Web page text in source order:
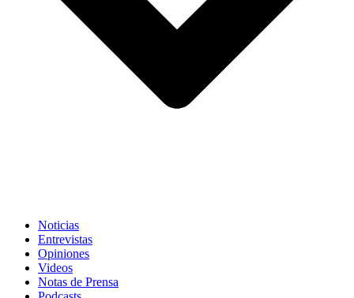
Noticias
Entrevistas
Opiniones
Videos
Notas de Prensa